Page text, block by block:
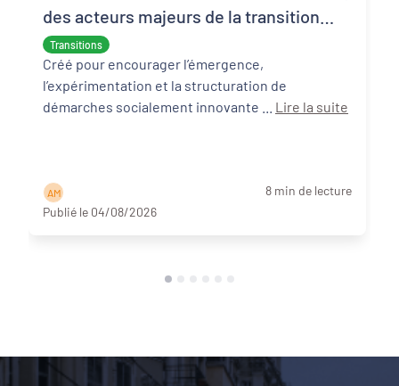
Transitions
des acteurs majeurs de la transition
écologique et sociale
Créé pour encourager l’émergence,
l’expérimentation et la structuration de
Lire la suite
A M
8 min de lecture
Publié le 04/08/2026